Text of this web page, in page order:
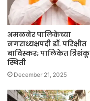
अमळनेर पालिकेच्या
नगराध्यक्षपदी डॉ. परिक्षीत
बाविस्कर; पालिकेत त्रिशंकू
स्थिती
December 21, 2025